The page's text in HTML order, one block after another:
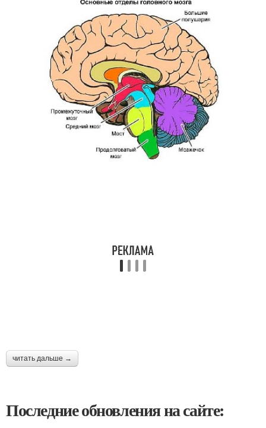
читать дальше →
Последние обновления на сайте: